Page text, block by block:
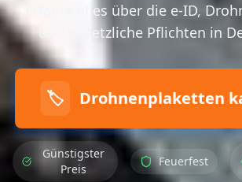
Erfahre alles über die e-ID,
und gesetzliche Pflichten in
🏷️ Drohnenplaketten
Günstigster
Preis
Feuerfest